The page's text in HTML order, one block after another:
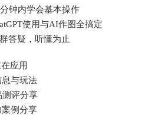
钟内学会基本操作
使用与AI作图全搞定
答疑，听懂为止
应用
与玩法
测评分享
例分享